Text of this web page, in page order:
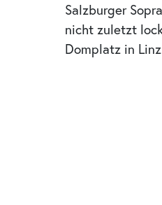
Salzburger
nicht zuletzt
Domplatz in